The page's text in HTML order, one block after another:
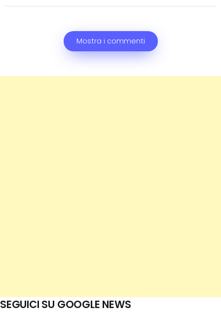
Mostra i commenti
SEGUICI SU GOOGLE NEWS